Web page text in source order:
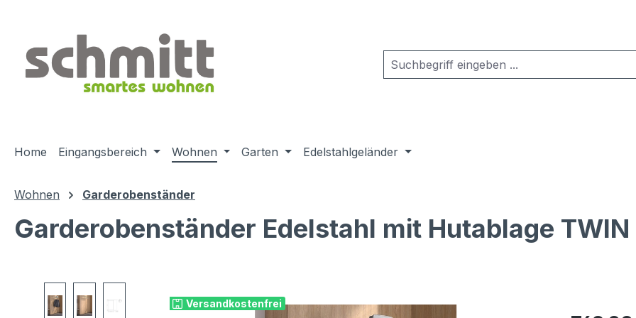
Home Eingangsbereich Wohnen Garten Edelstahlgeländer
Wohnen Garderobenständer
Garderobenständer Edelstahl mit Hutablage TWIN
Versandkostenfrei